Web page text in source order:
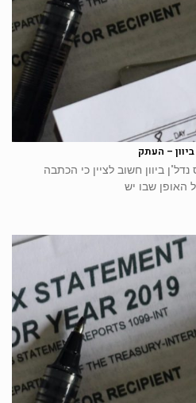
– העתק
ביוון חשוב לציין כי הכתבה
האופן שבו יש